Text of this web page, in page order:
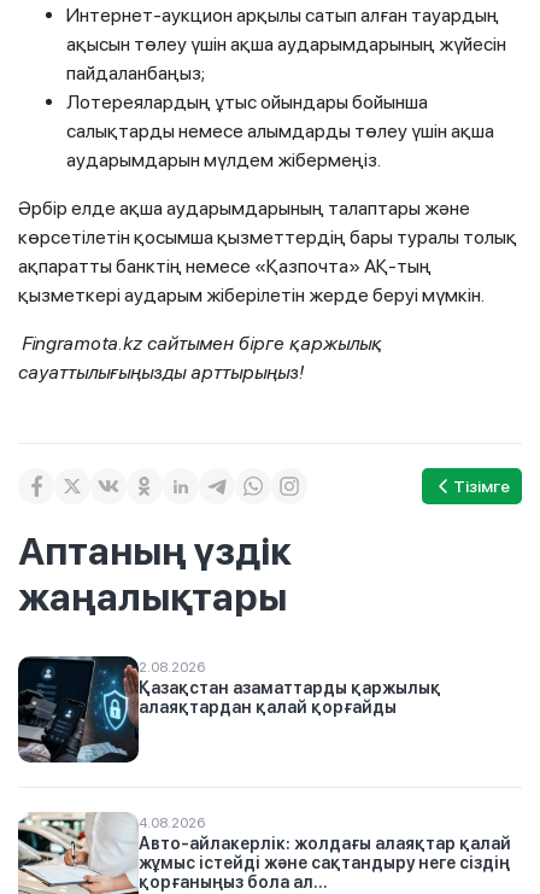
Интернет-аукцион арқылы сатып алған тауардың
ақысын төлеу үшін ақша аударымдарының жүйесін
пайдаланбаңыз;
Лотереялардың ұтыс ойындары бойынша
салықтарды немесе алымдарды төлеу үшін ақша
аударымдарын мүлдем жібермеңіз.
Әрбір елде ақша аударымдарының талаптары және
көрсетілетін қосымша қызметтердің бары туралы толық
ақпаратты банктің немесе «Қазпочта» АҚ-тың
қызметкері аударым жіберілетін жерде беруі мүмкін.
Fingramota.kz сайтымен бірге қаржылық
сауаттылығыңызды арттырыңыз!
Тізімге
Аптаның үздік
жаңалықтары
2.08.2026
Қазақстан азаматтарды қаржылық
алаяқтардан қалай қорғайды
4.08.2026
Авто-айлакерлік: жолдағы алаяқтар қалай
жұмыс істейді және сақтандыру неге сіздің
қорғаныңыз бола ал...